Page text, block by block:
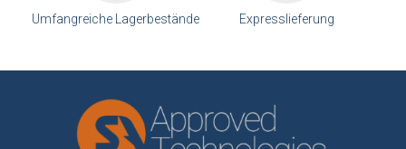
Umfangreiche Lagerbestände Expresslieferung